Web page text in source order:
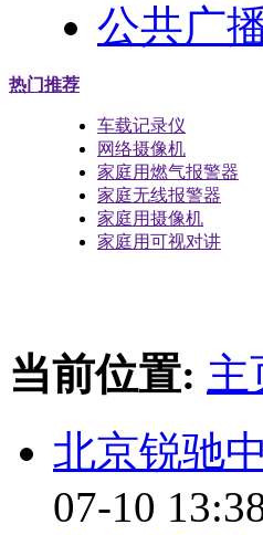
公共广
热门推荐
车载记录仪
网络摄像机
家庭用燃气报警器
家庭无线报警器
家庭用摄像机
家庭用可视对讲
当前位置: 主
北京锐驰
07-10